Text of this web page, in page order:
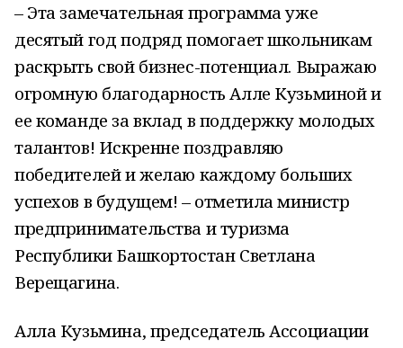
– Эта замечательная программа уже
десятый год подряд помогает школьникам
раскрыть свой бизнес-потенциал. Выражаю
огромную благодарность Алле Кузьминой и
ее команде за вклад в поддержку молодых
талантов! Искренне поздравляю
победителей и желаю каждому больших
успехов в будущем! – отметила министр
предпринимательства и туризма
Республики Башкортостан Светлана
Верещагина.
Алла Кузьмина, председатель Ассоциации